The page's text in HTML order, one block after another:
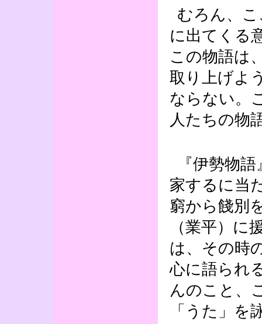
むろん、
に出てくる
この物語は
取り上げよ
ならない。
人たちの物
『伊勢物
家するに当
窮から餞別
（業平）に
は、その時
心に語られ
んのこと、
「うた」を